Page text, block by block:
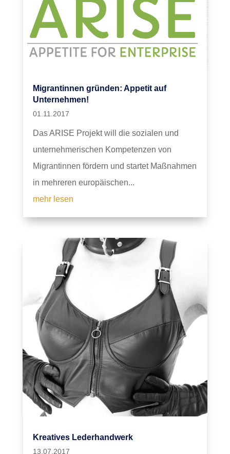
Migrantinnen gründen: Appetit auf
Unternehmen!
01.11.2017
Das ARISE Projekt will die sozialen und
unternehmerischen Kompetenzen von
Migrantinnen fördern und startet Maßnahmen
in mehreren europäischen...
mehr lesen
Kreatives Lederhandwerk
13.07.2017